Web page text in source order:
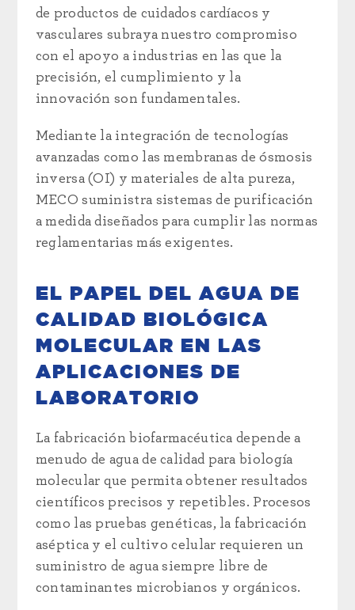
de productos de cuidados cardíacos y
vasculares subraya nuestro compromiso
con el apoyo a industrias en las que la
precisión, el cumplimiento y la
innovación son fundamentales.
Mediante la integración de tecnologías
avanzadas como las membranas de ósmosis
inversa (OI) y materiales de alta pureza,
MECO suministra sistemas de purificación
a medida diseñados para cumplir las normas
reglamentarias más exigentes.
EL PAPEL DEL AGUA DE
CALIDAD BIOLÓGICA
MOLECULAR EN LAS
APLICACIONES DE
LABORATORIO
La fabricación biofarmacéutica depende a
menudo de agua de calidad para biología
molecular que permita obtener resultados
científicos precisos y repetibles. Procesos
como las pruebas genéticas, la fabricación
aséptica y el cultivo celular requieren un
suministro de agua siempre libre de
contaminantes microbianos y orgánicos.